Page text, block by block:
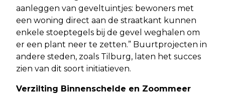
aanleggen van geveltuintjes: bewoners met
een woning direct aan de straatkant kunnen
enkele stoeptegels bij de gevel weghalen om
er een plant neer te zetten.” Buurtprojecten in
andere steden, zoals Tilburg, laten het succes
zien van dit soort initiatieven.
Verzilting Binnenschelde en Zoommeer